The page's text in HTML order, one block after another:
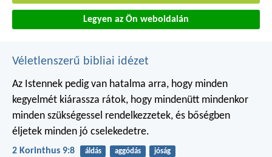
Legyen az Ön weboldalán
Véletlenszerű bibliai idézet
Az Istennek pedig van hatalma arra, hogy minden
kegyelmét kiárassza rátok, hogy mindenütt mindenkor
minden szükségessel rendelkezzetek, és bőségben
éljetek minden jó cselekedetre.
2 Korinthus 9:8 áldás aggódás jóság